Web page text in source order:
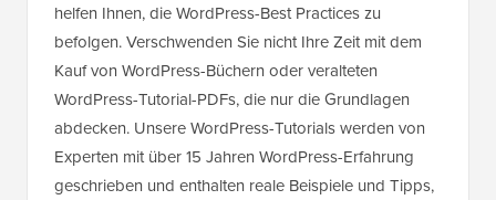
helfen Ihnen, die WordPress-Best Practices zu
befolgen. Verschwenden Sie nicht Ihre Zeit mit dem
Kauf von WordPress-Büchern oder veralteten
WordPress-Tutorial-PDFs, die nur die Grundlagen
abdecken. Unsere WordPress-Tutorials werden von
Experten mit über 15 Jahren WordPress-Erfahrung
geschrieben und enthalten reale Beispiele und Tipps,